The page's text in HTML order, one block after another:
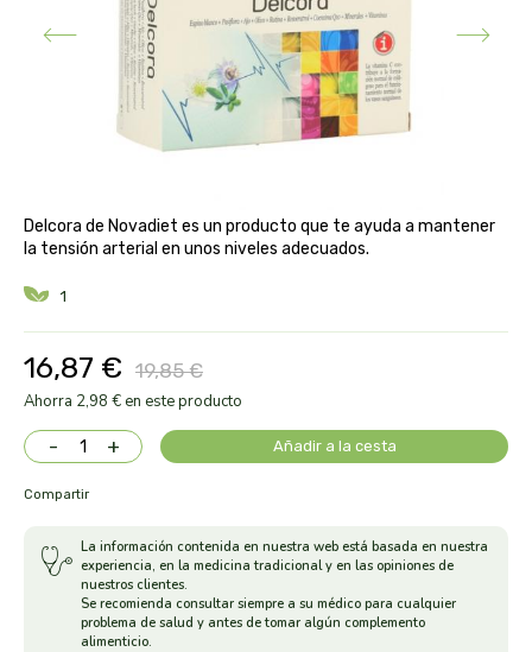
Delcora de Novadiet es un producto que te ayuda a mantener
la tensión arterial en unos niveles adecuados.
1
16,87 € 19,85 €
Ahorra 2,98 € en este producto
- + Añadir a la cesta
Compartir
La información contenida en nuestra web está basada en nuestra
experiencia, en la medicina tradicional y en las opiniones de
nuestros clientes.
Se recomienda consultar siempre a su médico para cualquier
problema de salud y antes de tomar algún complemento
alimenticio.
antiox y nutricosmética
hormonal y salud sexual
vista y oídos
protección solar y mosquitos
bebé y niño
diy cremas caseras
conservas, patés y sopas
aloe pura laboratorios
alta pasticceria italiana
amandin
ana maria lajusticia
anae
armonia
arrasate
artemis